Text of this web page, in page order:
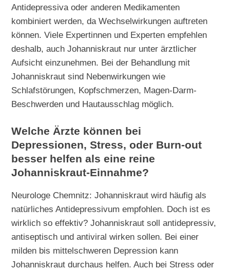
Antidepressiva oder anderen Medikamenten
kombiniert werden, da Wechselwirkungen auftreten
können. Viele Expertinnen und Experten empfehlen
deshalb, auch Johanniskraut nur unter ärztlicher
Aufsicht einzunehmen. Bei der Behandlung mit
Johanniskraut sind Nebenwirkungen wie
Schlafstörungen, Kopfschmerzen, Magen-Darm-
Beschwerden und Hautausschlag möglich.
Welche Ärzte können bei
Depressionen, Stress, oder Burn-out
besser helfen als eine reine
Johanniskraut-Einnahme?
Neurologe Chemnitz: Johanniskraut wird häufig als
natürliches Antidepressivum empfohlen. Doch ist es
wirklich so effektiv? Johanniskraut soll antidepressiv,
antiseptisch und antiviral wirken sollen. Bei einer
milden bis mittelschweren Depression kann
Johanniskraut durchaus helfen. Auch bei Stress oder